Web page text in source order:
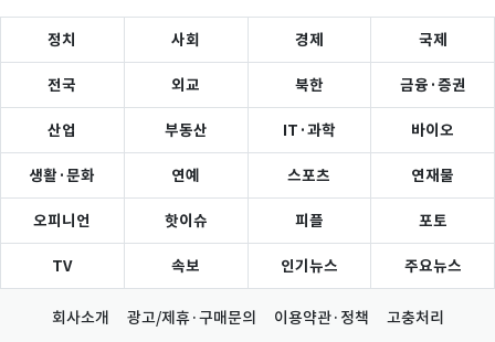
정치 사회 경제 국제
전국 외교 북한 금융·증권
산업 부동산 IT·과학 바이오
생활·문화 연예 스포츠 연재물
오피니언 핫이슈 피플 포토
TV 속보 인기뉴스 주요뉴스
회사소개 광고/제휴·구매문의 이용약관·정책 고충처리